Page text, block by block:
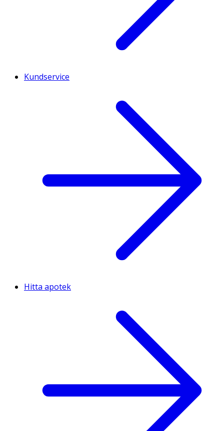
Kundservice
Hitta apotek